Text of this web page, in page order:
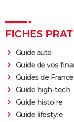
FICHES
Guide auto
Guide de vos
Guides de France
Guide high-tech
Guide histoire
Guide lifestyle